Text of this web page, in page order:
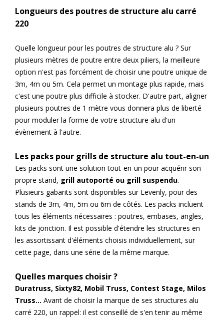
Longueurs des poutres de structure alu carré
220
Quelle longueur pour les poutres de structure alu ? Sur
plusieurs mètres de poutre entre deux piliers, la meilleure
option n'est pas forcément de choisir une poutre unique de
3m, 4m ou 5m. Cela permet un montage plus rapide, mais
c'est une poutre plus difficile à stocker. D'autre part, aligner
plusieurs poutres de 1 mètre vous donnera plus de liberté
pour moduler la forme de votre structure alu d'un
évènement à l'autre.
Les packs pour grills de structure alu tout-en-un
Les packs sont une solution tout-en-un pour acquérir son
propre stand, grill autoporté ou grill suspendu.
Plusieurs gabarits sont disponibles sur Levenly, pour des
stands de 3m, 4m, 5m ou 6m de côtés. Les packs incluent
tous les éléments nécessaires : poutres, embases, angles,
kits de jonction. Il est possible d'étendre les structures en
les assortissant d'éléments choisis individuellement, sur
cette page, dans une série de la même marque.
Quelles marques choisir ?
Duratruss, Sixty82, Mobil Truss, Contest Stage, Milos
Truss... Avant de choisir la marque de ses structures alu
carré 220, un rappel: il est conseillé de s'en tenir au même